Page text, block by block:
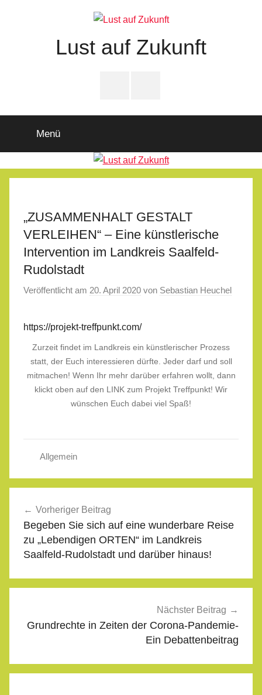
Lust auf Zukunft
Menü
„ZUSAMMENHALT GESTALT
VERLEIHEN“ – Eine künstlerische
Intervention im Landkreis Saalfeld-
Rudolstadt
Veröffentlicht am 20. April 2020 von Sebastian Heuchel
https://projekt-treffpunkt.com/
Zurzeit findet im Landkreis ein künstlerischer Prozess
statt, der Euch interessieren dürfte. Jeder darf und soll
mitmachen! Wenn Ihr mehr darüber erfahren wollt, dann
klickt oben auf den LINK zum Projekt Treffpunkt! Wir
wünschen Euch dabei viel Spaß!
Allgemein
Vorheriger Beitrag
Begeben Sie sich auf eine wunderbare Reise
zu „Lebendigen ORTEN“ im Landkreis
Saalfeld-Rudolstadt und darüber hinaus!
Nächster Beitrag
Grundrechte in Zeiten der Corona-Pandemie-
Ein Debattenbeitrag